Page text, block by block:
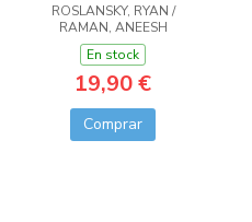
ROSLANSKY, RYAN /
RAMAN, ANEESH
En stock
19,90 €
Comprar